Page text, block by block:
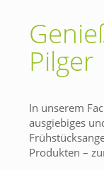
Pilger
In unserem
ausgiebiges
Produkten –